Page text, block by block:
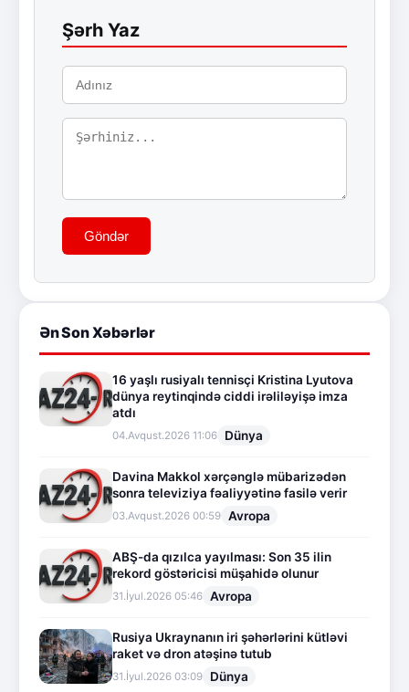
Şərh Yaz
Göndər
Ən Son Xəbərlər
16 yaşlı rusiyalı tennisçi Kristina Lyutova
dünya reytinqində ciddi irəliləyişə imza
atdı
04.Avqust.2026 11:06 Dünya
Davina Makkol xərçənglə mübarizədən
sonra televiziya fəaliyyətinə fasilə verir
03.Avqust.2026 00:59 Avropa
ABŞ-da qızılca yayılması: Son 35 ilin
rekord göstəricisi müşahidə olunur
31.İyul.2026 05:46 Avropa
Rusiya Ukraynanın iri şəhərlərini kütləvi
raket və dron atəşinə tutub
31.İyul.2026 03:09 Dünya